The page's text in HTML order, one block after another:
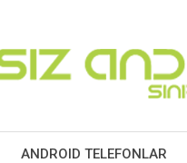
ANDROID TELEFONLAR